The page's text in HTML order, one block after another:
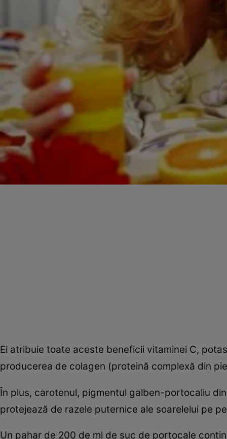
Ei atribuie toate aceste beneficii vitaminei C,
producerea de colagen (proteină complexă din
În plus, carotenul, pigmentul galben-portocaliu
protejează de razele puternice ale soarelelui pe
Un pahar de 200 de ml de suc de portocale